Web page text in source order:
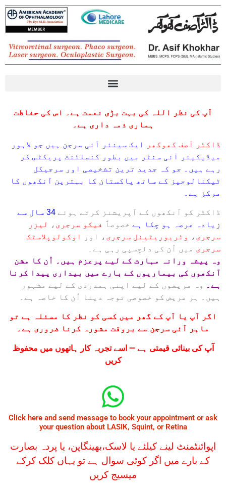
آپ کی نظر اللہ کی بہت بڑی نعمت ہے۔ اس کی حفاظت
ہماری ذمہ داری ہے۔
ڈاکٹر آصف کھوکھر
ایک سینئر آئی سرجن ہیں جو لاہور
میڈیکیئر آئی سنٹر میں بطور کنسلٹنٹ پریکٹس کر
رہے ہیں۔ جو کہ جدید ترین تشخیصی اور سرجیکل
ٹیکنالوجیز کے ساتھ پاکستان کا بہترین آنکھوں کا
مرکز ہے۔
ڈاکٹر کو آنکھوں کے آپریشنز کرتے ہوئے
34 سال سے
زیادہ عرصہ ہو چکا ہے خصوصاً فیکو سرجری ، لیزر
سرجری ، وٹریوریٹینل سرجری ، اور
اوکولوپلاسٹک
سرجری میں اُن کی دلچسپی رہی ہے۔
وہ پیشہ ورانہ مہارت کے لیے پرعزم ہیں۔ اُن کا مشن
آنکھوں کی بیماریوں کے بارے میں بیداری پیدا کرنا
ہے۔ وہ مریضوں کے لیے اپنی ہمدردی کے لیے مشہور
ہیں۔ ہر مریض کو خصوصی توجہ دینا اُن کا خاصہ ہے۔
اگر آپ یا آپ کے گھر میں کسی کو نظر کا مسئلہ ہے تو
ماہر آئی سرجن سے بروقت مشورہ کرنا ضروری ہے۔
آپ کی بینائی قیمتی ہے — اسے تجربہ کار ہاتھوں میں محفوظ
کریں
Click here and send message to book your appointment or ask
your question about LASIK, Squint, or Retina
اپوائنٹمنٹ لینے کیلئے یا لاسک،بھینگاپن، یا پردہ بصارت
کے بارے میں اگر کوئی سوال ہے تو یہاں کلک کرکے
میسیج کریں